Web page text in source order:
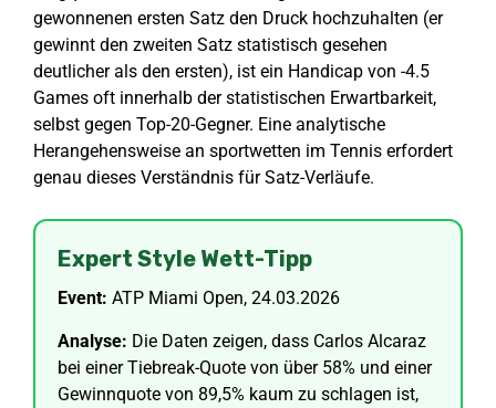
gewonnenen ersten Satz den Druck hochzuhalten (er
gewinnt den zweiten Satz statistisch gesehen
deutlicher als den ersten), ist ein Handicap von -4.5
Games oft innerhalb der statistischen Erwartbarkeit,
selbst gegen Top-20-Gegner. Eine analytische
Herangehensweise an sportwetten im Tennis erfordert
genau dieses Verständnis für Satz-Verläufe.
Expert Style Wett-Tipp
Event: ATP Miami Open, 24.03.2026
Analyse: Die Daten zeigen, dass Carlos Alcaraz
bei einer Tiebreak-Quote von über 58% und einer
Gewinnquote von 89,5% kaum zu schlagen ist,